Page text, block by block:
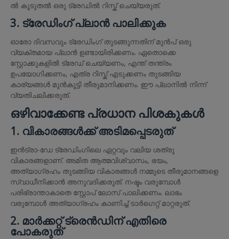
ൽ കൂടുതൽ ഒരു ട്രേഡിൽ റിസ്ക് ചെയ്യരുത്.
3. ട്രേഡിംഗ് പ്ലാൻ പാലിക്കുക
ഓരോ ദിവസവും ട്രേഡിംഗ് തുടങ്ങുന്നതിന് മുൻപ് ഒരു
വ്യക്തമായ പ്ലാൻ ഉണ്ടായിരിക്കണം. ഏതൊക്കെ
സ്റ്റോക്കുകളിൽ ട്രേഡ് ചെയ്യണം, എന്ത് തന്ത്രം
ഉപയോഗിക്കണം, എത്ര റിസ്ക് എടുക്കണം തുടങ്ങിയ
കാര്യങ്ങൾ മുൻകൂട്ടി തീരുമാനിക്കണം. ഈ പ്ലാനിൽ നിന്ന്
വ്യതിചലിക്കരുത്.
ഒഴിവാക്കേണ്ട പ്രധാന പിശകുകൾ
1. വികാരങ്ങൾക്ക് അടിമപ്പെടരുത്
ഇൻട്രാ-ഡേ ട്രേഡിംഗിലെ ഏറ്റവും വലിയ ശത്രു
വികാരങ്ങളാണ്. അമിത ആത്മവിശ്വാസം, ഭയം,
അത്യാഗ്രഹം തുടങ്ങിയ വികാരങ്ങൾ നമ്മുടെ തീരുമാനങ്ങളെ
സ്വാധീനിക്കാൻ അനുവദിക്കരുത്. നഷ്ടം വരുമ്പോൾ
പരിഭ്രാന്താകാതെ സ്റ്റോപ് ലോസ് പാലിക്കണം. ലാഭം
വരുമ്പോൾ അത്യാഗ്രഹം കാണിച്ച് ടാർഗെറ്റ് മാറ്റരുത്.
2. മാർക്കറ്റ് ട്രെൻഡിന് എതിരെ
പോകരുത്